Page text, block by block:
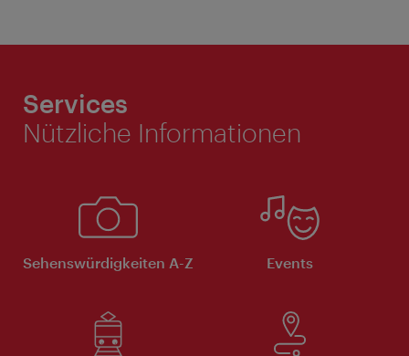
Services
Nützliche Informationen
Sehenswürdigkeiten A-Z Events